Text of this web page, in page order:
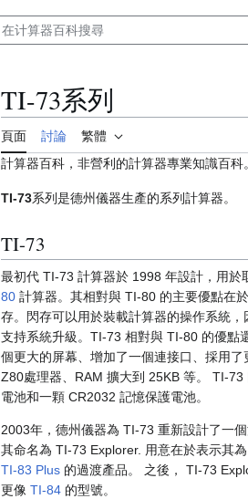
TI-73系列
頁面 討論 繁體
計算器百科，非營利的計算器專業知識百科。
TI-73系列是德州儀器生產的系列計算器。
TI-73
最初代 TI-73 計算器於 1998 年設計，用於
80 計算器。其相對與 TI-80 的主要優點在
存。閃存可以用於裝載計算器的操作系統
支持系統升級。TI-73 相對與 TI-80 的優點
個更大的屏幕、增加了一個連接口、採用
Z80處理器、RAM 擴大到 25KB 等。 TI-73
電池和一顆 CR2032 記憶保護電池。
2003年，德州儀器為 TI-73 重新設計了一
其命名為 TI-73 Explorer. 用意在於表示其為
TI-83 Plus 的過渡產品。 之後， TI-73
更像 TI-84 的型號。